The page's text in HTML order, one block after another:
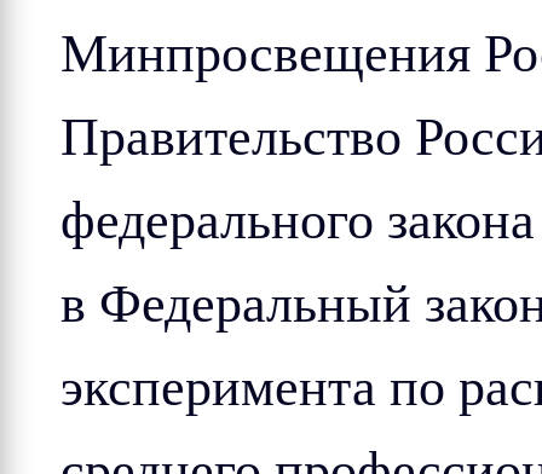
Минпросвещения
Правительство
федерального
в Федеральный
эксперимента по